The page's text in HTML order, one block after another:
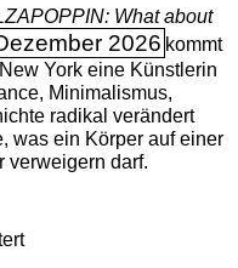
What about
2026 kommt
York eine Künstlerin
Minimalismus,
radikal verändert
was ein Körper auf einer
verweigern darf.